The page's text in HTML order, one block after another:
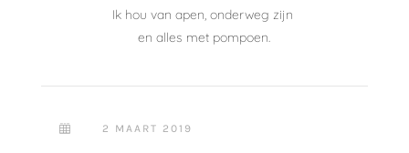
Ik hou van apen, onderweg zijn
en alles met pompoen.
 2 MAART 2019